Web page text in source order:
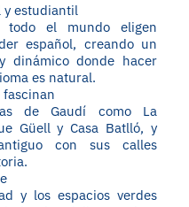
y estudiantil
todo el mundo eligen
español, creando un
dinámico donde hacer
es natural.
de Gaudí como La
Güell y Casa Batlló, y
con sus calles
y los espacios verdes